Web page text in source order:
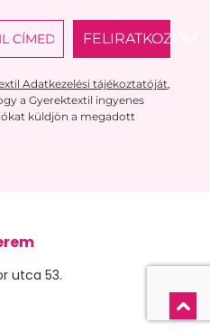
FELIRATKOZOM
Adatkezelési tájékoztatóját,
a Gyerektextil ingyenes
küldjön a megadott
utca 53.